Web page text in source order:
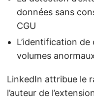
données sans
CGU
L’identification
volumes
LinkedIn attribue le
l’auteur de